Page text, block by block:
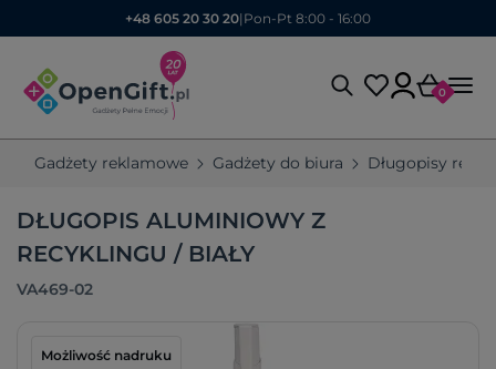
+48 605 20 30 20| Pon-Pt 8:00 - 16:00
0
Gadżety reklamowe Gadżety do biura Długopisy
DŁUGOPIS ALUMINIOWY Z
RECYKLINGU / BIAŁY
VA469-02
Możliwość nadruku